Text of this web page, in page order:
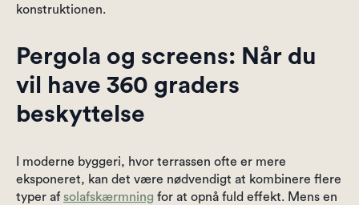
konstruktionen.
Pergola og screens: Når du
vil have 360 graders
beskyttelse
I moderne byggeri, hvor terrassen ofte er mere
eksponeret, kan det være nødvendigt at kombinere flere
typer af solafskærmning for at opnå fuld effekt. Mens en